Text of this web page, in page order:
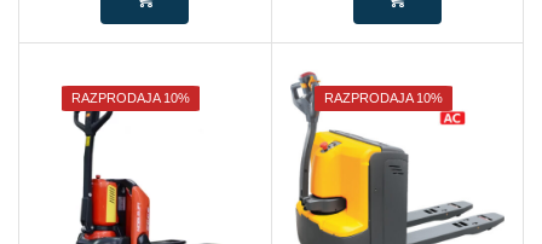
RAZPRODAJA 10% RAZPRODAJA 10%